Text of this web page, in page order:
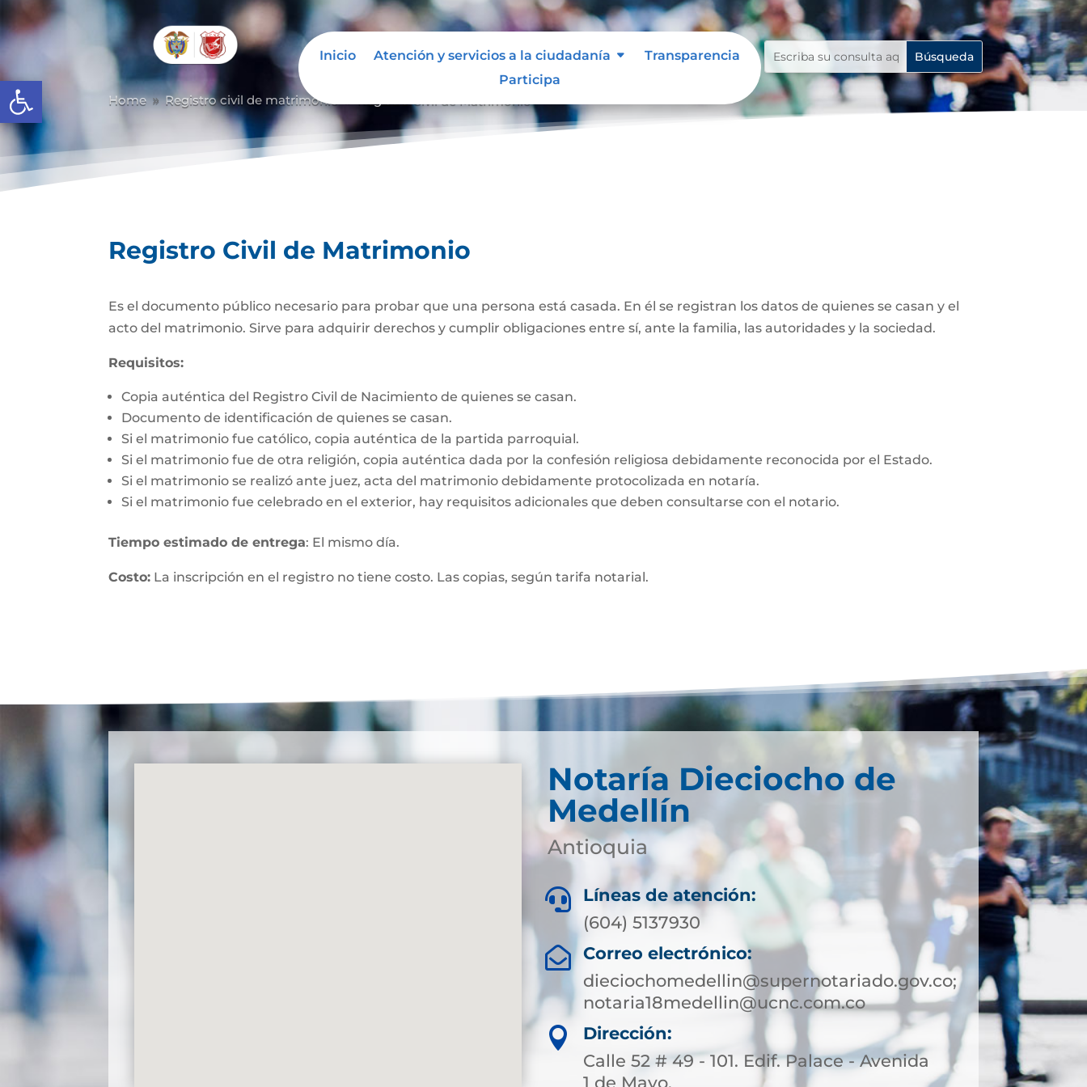
Abrir barra de herramientas
Inicio Atención y servicios a la ciudadanía
Transparencia
Participa
Home 9 Registro civil de matrimonio
Registro Civil de Matrimonio
Es el documento público necesario para probar que una persona está casada. En él se registran los datos de quienes se casan y el
acto del matrimonio. Sirve para adquirir derechos y cumplir obligaciones entre sí, ante la familia, las autoridades y la sociedad.
Requisitos:
Copia auténtica del Registro Civil de Nacimiento de quienes se casan.
Documento de identificación de quienes se casan.
Si el matrimonio fue católico, copia auténtica de la partida parroquial.
Si el matrimonio fue de otra religión, copia auténtica dada por la confesión religiosa debidamente reconocida por el Estado.
Si el matrimonio se realizó ante juez, acta del matrimonio debidamente protocolizada en notaría.
Si el matrimonio fue celebrado en el exterior, hay requisitos adicionales que deben consultarse con el notario.
Tiempo estimado de entrega: El mismo día.
Costo: La inscripción en el registro no tiene costo. Las copias, según tarifa notarial.
Notaría Dieciocho de
Medellín
Antioquia

Líneas de atención:
(604) 5137930

Correo electrónico:
dieciochomedellin@supernotariado.gov.co;
notaria18medellin@ucnc.com.co

Dirección:
Calle 52 # 49 - 101. Edif. Palace - Avenida
1 de Mayo.